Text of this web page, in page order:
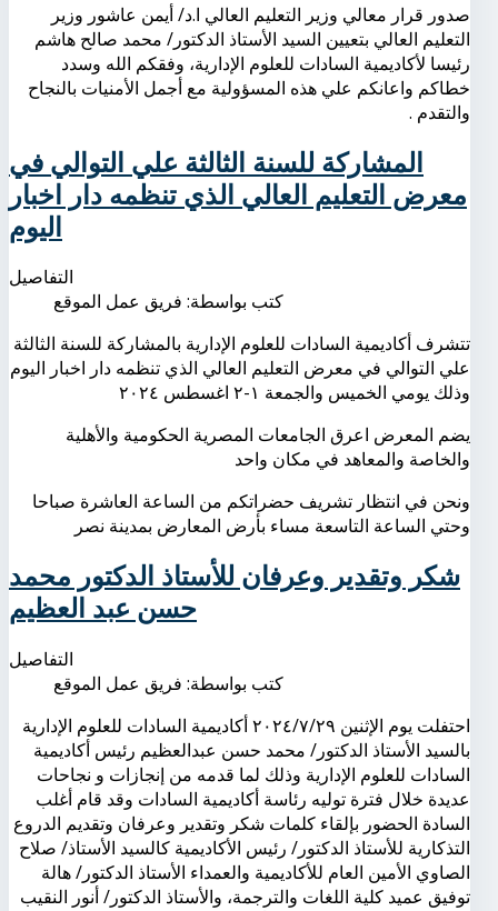
صدور قرار معالي وزير التعليم العالي ا.د/ أيمن عاشور وزير
التعليم العالي بتعيين السيد الأستاذ الدكتور/ محمد صالح هاشم
رئيسا لأكاديمية السادات للعلوم الإدارية، وفقكم الله وسدد
خطاكم واعانكم علي هذه المسؤولية مع أجمل الأمنيات بالنجاح
والتقدم .
المشاركة للسنة الثالثة علي التوالي في
معرض التعليم العالي الذي تنظمه دار اخبار
اليوم
التفاصيل
كتب بواسطة: فريق عمل الموقع
تتشرف أكاديمية السادات للعلوم الإدارية بالمشاركة للسنة الثالثة
علي التوالي في معرض التعليم العالي الذي تنظمه دار اخبار اليوم
وذلك يومي الخميس والجمعة ١-٢ اغسطس ٢٠٢٤
يضم المعرض اعرق الجامعات المصرية الحكومية والأهلية
والخاصة والمعاهد في مكان واحد
ونحن في انتظار تشريف حضراتكم من الساعة العاشرة صباحا
وحتي الساعة التاسعة مساء بأرض المعارض بمدينة نصر
شكر وتقدير وعرفان للأستاذ الدكتور محمد
حسن عبد العظيم
التفاصيل
كتب بواسطة: فريق عمل الموقع
احتفلت يوم الإثنين ٢٠٢٤/٧/٢٩ أكاديمية السادات للعلوم الإدارية
بالسيد الأستاذ الدكتور/ محمد حسن عبدالعظيم رئيس أكاديمية
السادات للعلوم الإدارية وذلك لما قدمه من إنجازات و نجاحات
عديدة خلال فترة توليه رئاسة أكاديمية السادات وقد قام أغلب
السادة الحضور بإلقاء كلمات شكر وتقدير وعرفان وتقديم الدروع
التذكارية للأستاذ الدكتور/ رئيس الأكاديمية كالسيد الأستاذ/ صلاح
الصاوي الأمين العام للأكاديمية والعمداء الأستاذ الدكتور/ هالة
توفيق عميد كلية اللغات والترجمة، والأستاذ الدكتور/ أنور النقيب